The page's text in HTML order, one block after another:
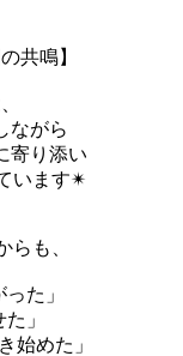
共鳴】
ながら
寄り添い
います✴︎
らも、
た」
」
始めた」